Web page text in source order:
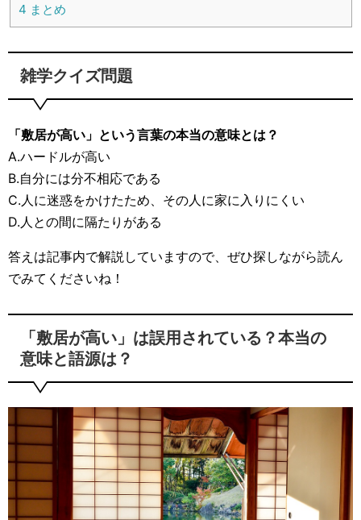
4 まとめ
雑学クイズ問題
「敷居が高い」という言葉の本当の意味とは？
A.ハードルが高い
B.自分には分不相応である
C.人に迷惑をかけたため、その人に家に入りにくい
D.人との間に隔たりがある
答えは記事内で解説していますので、ぜひ探しながら読ん
でみてくださいね！
「敷居が高い」は誤用されている？本当の
意味と語源は？